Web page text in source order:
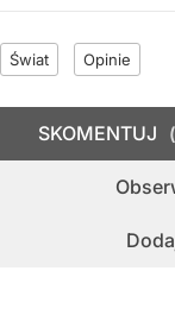
Świat Opinie
SKOMENTUJ